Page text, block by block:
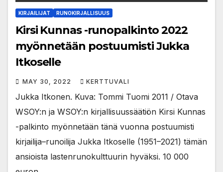
KIRJAILIJAT RUNOKIRJALLISUUS
Kirsi Kunnas -runopalkinto 2022
myönnetään postuumisti Jukka
Itkoselle
MAY 30, 2022 KERTTUVALI
Jukka Itkonen. Kuva: Tommi Tuomi 2011 / Otava
WSOY:n ja WSOY:n kirjallisuussäätiön Kirsi Kunnas
-palkinto myönnetään tänä vuonna postuumisti
kirjailija–runoilija Jukka Itkoselle (1951–2021) tämän
ansioista lastenrunokulttuurin hyväksi. 10 000